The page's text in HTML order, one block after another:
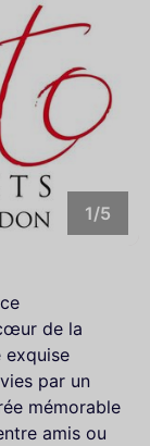
1/5
de la
exquise
par un
mémorable
amis ou